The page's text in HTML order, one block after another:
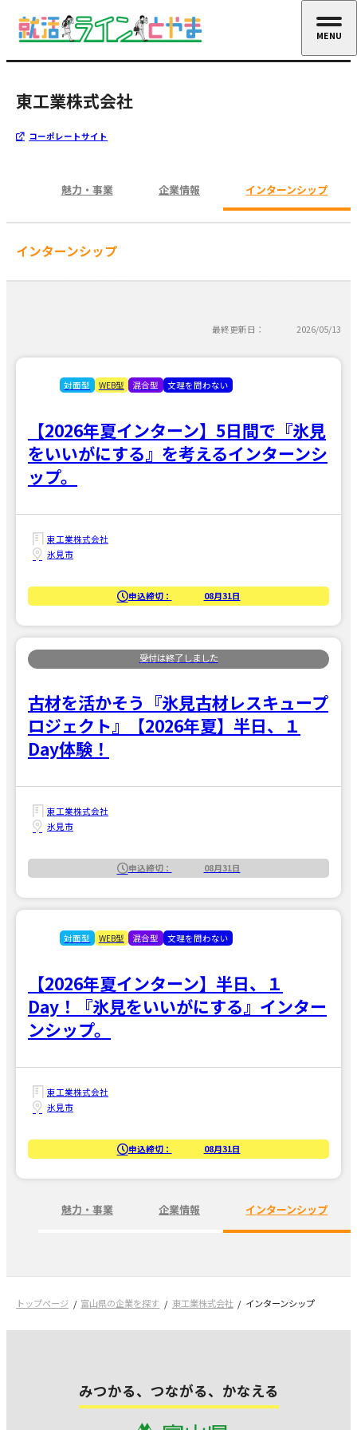
東工業株式会社
コーポレートサイト
魅力・事業 企業情報 インターンシップ
インターンシップ
最終更新日： 2026/05/13
対面型 WEB型 混合型 文理を問わない
【2026年夏インターン】5日間で『氷見
をいいがにする』を考えるインターンシ
ップ。
東工業株式会社
氷見市
申込締切： 08月31日
古材を活かそう『氷見古材レスキュープ
ロジェクト』【2026年夏】半日、１
Day体験！
東工業株式会社
氷見市
申込締切： 08月31日
対面型 WEB型 混合型 文理を問わない
【2026年夏インターン】半日、１
Day！『氷見をいいがにする』インター
ンシップ。
東工業株式会社
氷見市
申込締切： 08月31日
魅力・事業 企業情報 インターンシップ
トップページ 富山県の企業を探す 東工業株式会社 インターンシップ
みつかる、つながる、かなえる
MENU